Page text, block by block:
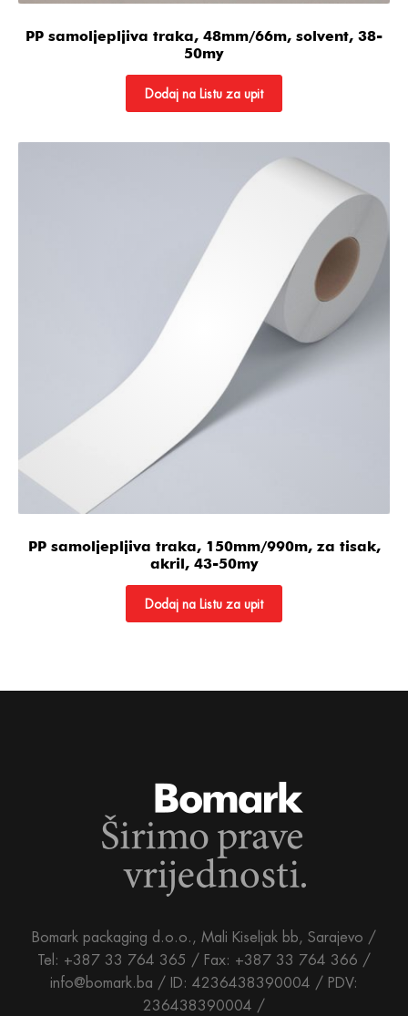
PP samoljepljiva traka, 48mm/66m, solvent, 38-
50my
Dodaj na Listu za upit
PP samoljepljiva traka, 150mm/990m, za tisak,
akril, 43-50my
Dodaj na Listu za upit
Bomark packaging d.o.o., Mali Kiseljak bb, Sarajevo /
Tel: +387 33 764 365 / Fax: +387 33 764 366 /
info@bomark.ba / ID: 4236438390004 / PDV:
236438390004 /